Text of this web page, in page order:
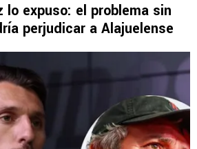
lo expuso: el problema sin
perjudicar a Alajuelense